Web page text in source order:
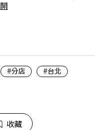
#分店
#台北
收藏